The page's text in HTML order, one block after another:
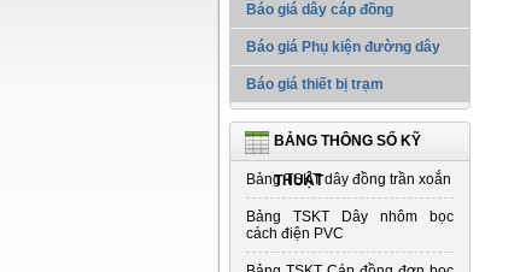
Báo giá dây cáp đồng
Báo giá Phụ kiện đường dây
Báo giá thiết bị trạm
BẢNG THÔNG SỐ KỸ
THUẬT
Bảng TSKT dây đồng trần xoắn
Bảng TSKT Dây nhôm bọc
cách điện PVC